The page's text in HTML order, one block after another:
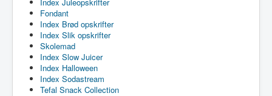
Fondant
Index Brød opskrifter
Index Slik opskrifter
Skolemad
Index Slow Juicer
Index Halloween
Index Sodastream
Tefal Snack Collection